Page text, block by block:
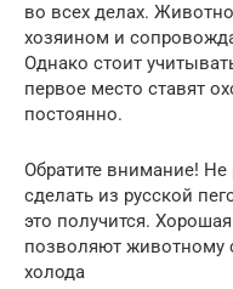
во всех делах.
хозяином и
Однако стоит
первое место ставят
постоянно.
Обратите внимание! Не
сделать из русской
это получится.
позволяют животному
холода